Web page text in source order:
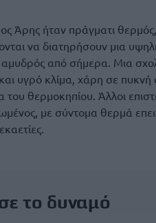
Άρης ήταν πράγματι
να διατηρήσουν μια
αμυδρός από σήμερα. Μια
υγρό κλίμα, χάρη σε πυκνή
θερμοκηπίου. Άλλοι
με σύντομα θερμά
το δυναμό